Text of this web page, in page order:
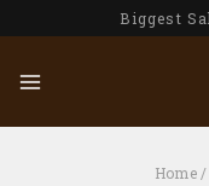
Biggest
Home /